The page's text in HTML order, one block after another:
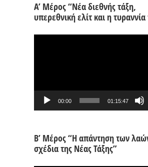
Α’ Μέρος “Νέα διεθνής τάξη,
υπερεθνική ελίτ και η
00:00 01:15:47
Β’ Μέρος “Η απάντηση των
σχέδια της Νέας Τάξης”